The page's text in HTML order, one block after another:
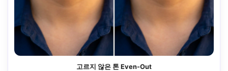
고르지 않은 톤 Even-Out